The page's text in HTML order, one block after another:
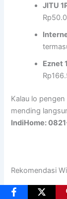
JITU
Eznet
Kalau lo pengen
mending
IndiHome:
Rekomendasi
Lo masih